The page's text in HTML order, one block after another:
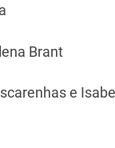
Brant
e